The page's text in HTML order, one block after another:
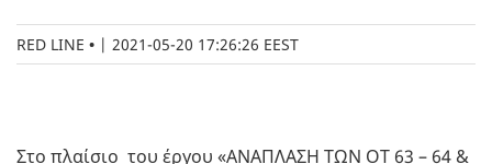
RED LINE | 2021-05-20 17:26:26 EEST
Στo πλαίσιο του έργου «ΑΝΑΠΛΑΣΗ ΤΩΝ ΟΤ 63 – 64 &